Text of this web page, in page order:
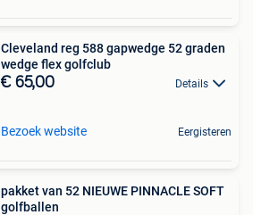
Cleveland reg 588 gapwedge 52 graden
wedge flex golfclub
€ 65,00 Details
Bezoek website Eergisteren
pakket van 52 NIEUWE PINNACLE SOFT
golfballen